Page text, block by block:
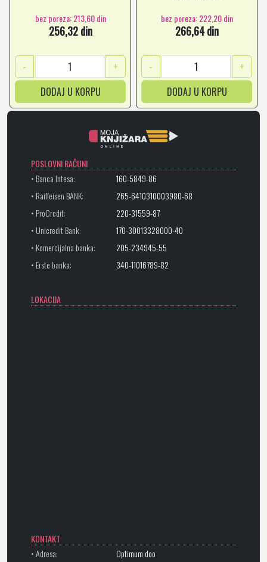
bez poreza: 213,60 din
256,32 din
-
+
DODAJ U KORPU
bez poreza: 222,20 din
266,64 din
-
+
DODAJ U KORPU
POSLOVNI RAČUNI
• Banca Intesa:
160-5849-86
• Raiffeisen BANK:
265-6410310003980-68
• ProCredit:
220-31559-87
• Unicredit Bank:
170-30013328000-40
• Komercijalna banka:
205-234945-55
• Erste banka:
340-11016789-82
LOKACIJA
KONTAKT
• Adresa:
Optimum doo